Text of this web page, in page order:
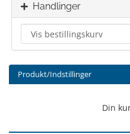
Handlinger
Produkt/Indstillinger
Din